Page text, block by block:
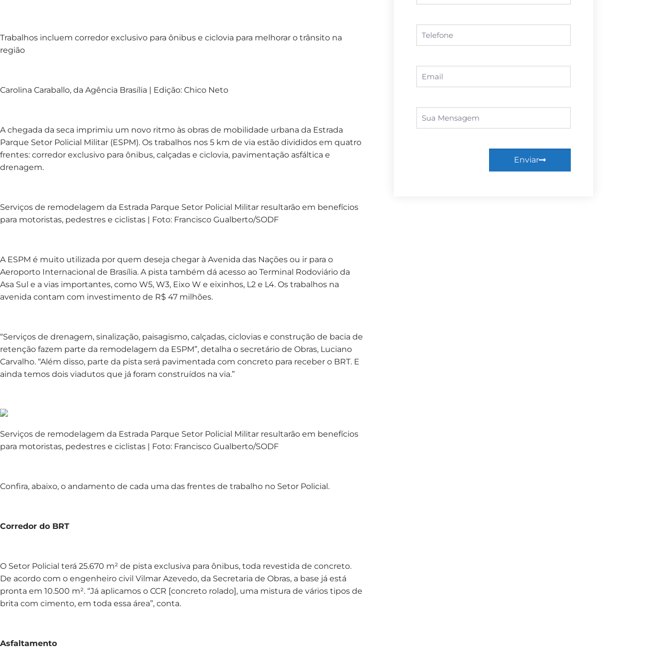
Trabalhos incluem corredor exclusivo para ônibus e ciclovia para melhorar o trânsito na
região
Carolina Caraballo, da Agência Brasília | Edição: Chico Neto
A chegada da seca imprimiu um novo ritmo às obras de mobilidade urbana da Estrada
Parque Setor Policial Militar (ESPM). Os trabalhos nos 5 km de via estão divididos em quatro
frentes: corredor exclusivo para ônibus, calçadas e ciclovia, pavimentação asfáltica e
drenagem.
Serviços de remodelagem da Estrada Parque Setor Policial Militar resultarão em benefícios
para motoristas, pedestres e ciclistas | Foto: Francisco Gualberto/SODF
A ESPM é muito utilizada por quem deseja chegar à Avenida das Nações ou ir para o
Aeroporto Internacional de Brasília. A pista também dá acesso ao Terminal Rodoviário da
Asa Sul e a vias importantes, como W5, W3, Eixo W e eixinhos, L2 e L4. Os trabalhos na
avenida contam com investimento de R$ 47 milhões.
“Serviços de drenagem, sinalização, paisagismo, calçadas, ciclovias e construção de bacia de
retenção fazem parte da remodelagem da ESPM”, detalha o secretário de Obras, Luciano
Carvalho. “Além disso, parte da pista será pavimentada com concreto para receber o BRT. E
ainda temos dois viadutos que já foram construídos na via.”
Serviços de remodelagem da Estrada Parque Setor Policial Militar resultarão em benefícios
para motoristas, pedestres e ciclistas | Foto: Francisco Gualberto/SODF
Confira, abaixo, o andamento de cada uma das frentes de trabalho no Setor Policial.
Corredor do BRT
O Setor Policial terá 25.670 m² de pista exclusiva para ônibus, toda revestida de concreto.
De acordo com o engenheiro civil Vilmar Azevedo, da Secretaria de Obras, a base já está
pronta em 10.500 m². “Já aplicamos o CCR [concreto rolado], uma mistura de vários tipos de
brita com cimento, em toda essa área”, conta.
Asfaltamento
Enviar